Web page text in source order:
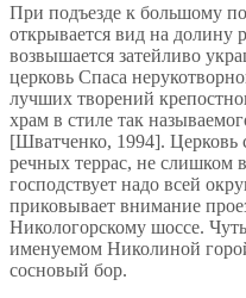
При подъезде к большому
открывается вид на долину
возвышается затейливо
церковь Спаса
лучших творений
храм в стиле так
[Шватченко, 1994]. Церковь
речных террас, не слишком
господствует надо всей
приковывает внимание
Никологорскому шоссе.
именуемом Николиной
сосновый бор.